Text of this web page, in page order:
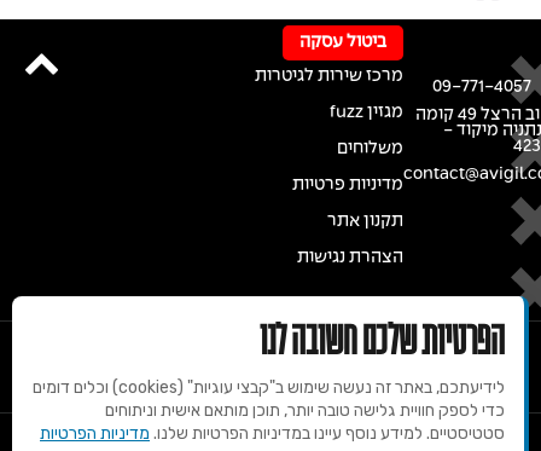
רחוב הרצל 49 קומה
מיקוד -
09-771-4057
ביטול עסקה
מרכז שירות לגיטרות
מגזין fuzz
משלוחים
מדיניות פרטיות
תקנון אתר
הצהרת נגישות
הפרטיות שלכם חשובה לנו
לידיעתכם, באתר זה נעשה שימוש ב"קבצי עוגיות" (cookies) וכלים דומים
כדי לספק חוויית גלישה טובה יותר, תוכן מותאם אישית וניתוחים
סטטיסטיים. למידע נוסף עיינו במדיניות הפרטיות שלנו. מדיניות הפרטיות